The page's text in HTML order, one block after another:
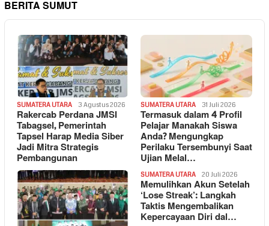
BERITA SUMUT
SUMATERA UTARA 3 Agustus 2026
Rakercab Perdana JMSI
Tabagsel, Pemerintah
Tapsel Harap Media Siber
Jadi Mitra Strategis
Pembangunan
SUMATERA UTARA 31 Juli 2026
Termasuk dalam 4 Profil
Pelajar Manakah Siswa
Anda? Mengungkap
Perilaku Tersembunyi Saat
Ujian Melal…
SUMATERA UTARA 20 Juli 2026
Memulihkan Akun Setelah
‘Lose Streak’: Langkah
Taktis Mengembalikan
Kepercayaan Diri dal…